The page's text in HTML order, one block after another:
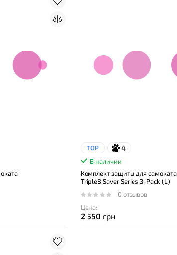
TOP 4
В наличии
Комплект защиты для самоката
Triple8 Saver Series 3-Pack (L)
0 отзывов
Цена:
2 550 грн